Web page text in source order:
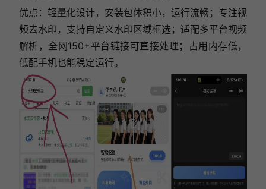
优点：轻量化设计，安装包体积小，运行流畅；专注视
频去水印，支持自定义水印区域框选；适配多平台视频
解析，全网150+平台链接可直接处理；占用内存低，
低配手机也能稳定运行。